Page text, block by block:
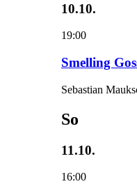
10.10.
19:00
Smelling
Sebastian
So
11.10.
16:00